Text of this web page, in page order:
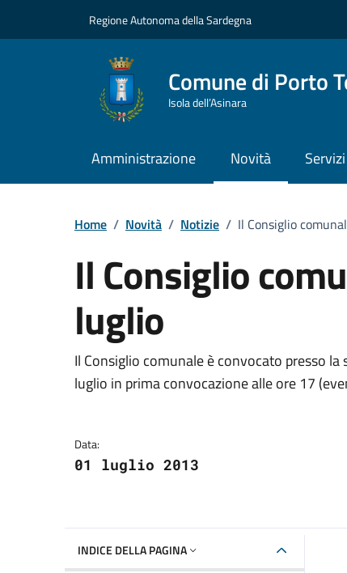
Regione Autonoma della Sardegna
Comune di Porto
Isola dell’Asinara
Amministrazione Novità Servizi
Home / Novità / Notizie / Il Consiglio
Il Consiglio
luglio
Dettagli della
Il Consiglio comunale è convocato presso
luglio in prima convocazione alle ore 17
Data:
01 luglio 2013
INDICE DELLA PAGINA